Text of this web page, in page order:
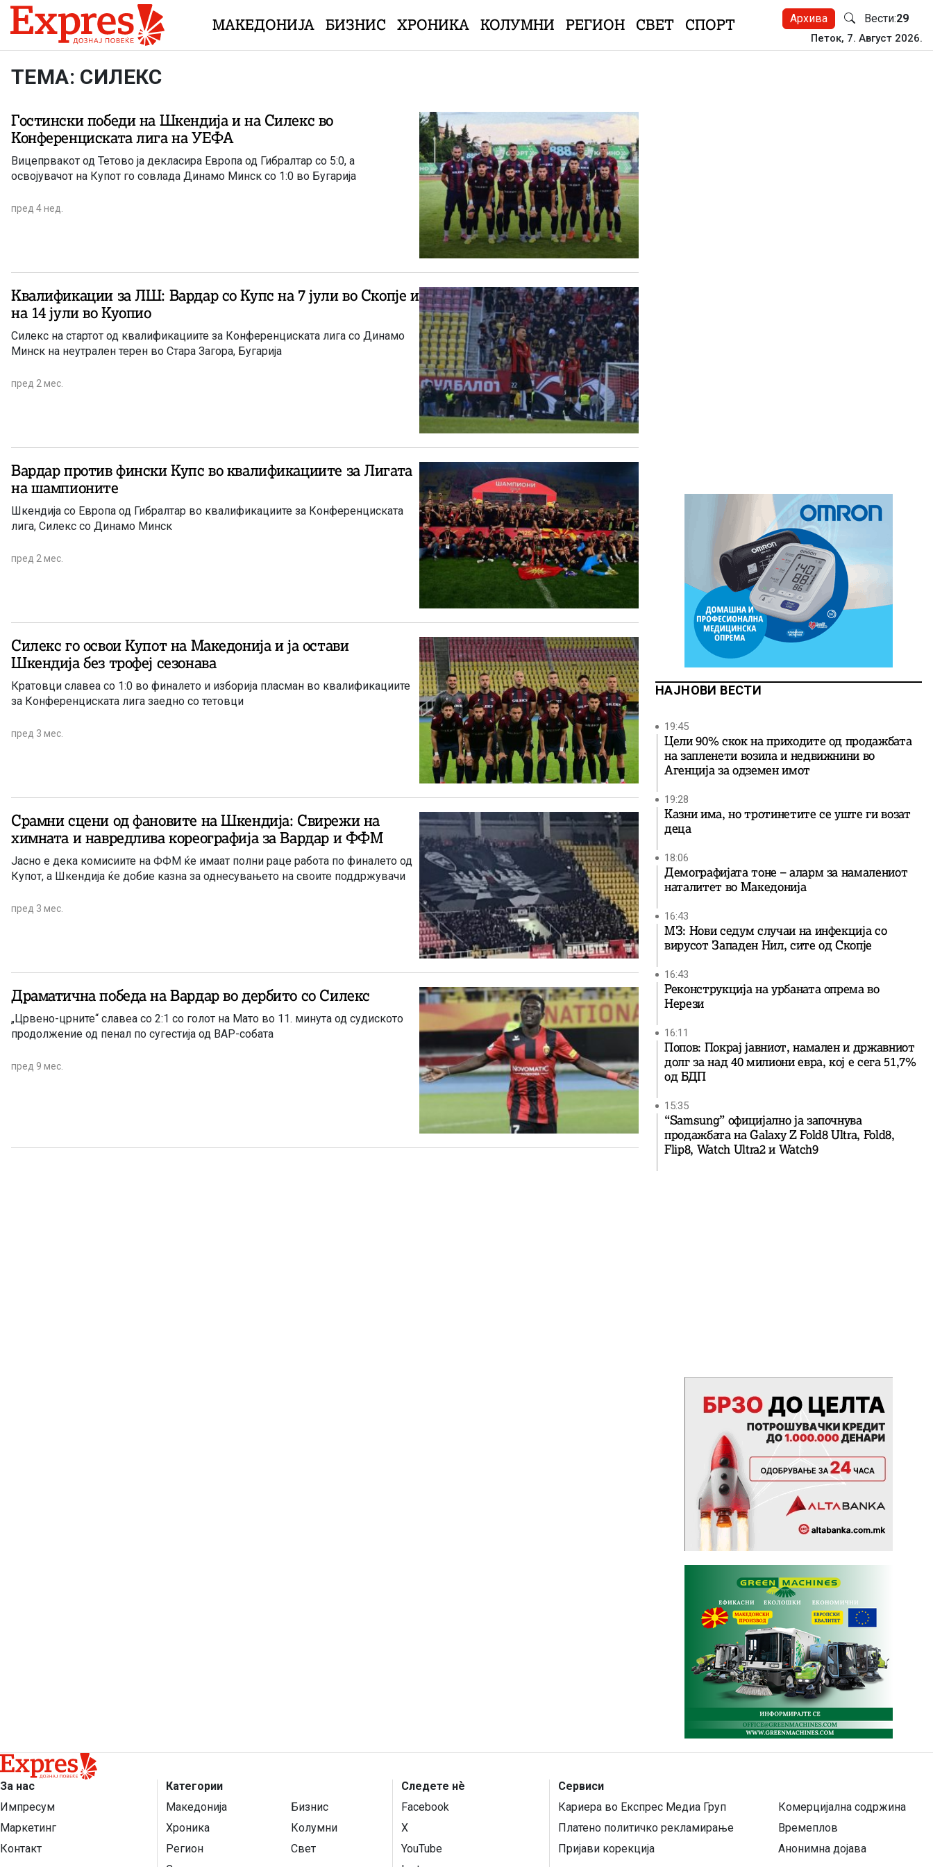
Skip to content
МАКЕДОНИЈА БИЗНИС ХРОНИКА КОЛУМНИ РЕГИОН СВЕТ СПОРТ Архива Вести:29
Петок, 7. Август 2026.
ТЕМА: СИЛЕКС
Гостински победи на Шкендија и на Силекс во
Конференциската лига на УЕФА
Вицепрвакот од Тетово ја декласира Европа од Гибралтар со 5:0, а
освојувачот на Купот го совлада Динамо Минск со 1:0 во Бугарија
пред 4 нед.
Квалификации за ЛШ: Вардар со Купс на 7 јули во Скопје и
на 14 јули во Куопио
Силекс на стартот од квалификациите за Конференциската лига со Динамо
Минск на неутрален терен во Стара Загора, Бугарија
пред 2 мес.
Вардар против фински Купс во квалификациите за Лигата
на шампионите
Шкендија со Европа од Гибралтар во квалификациите за Конференциската
лига, Силекс со Динамо Минск
пред 2 мес.
Силекс го освои Купот на Македонија и ја остави
Шкендија без трофеј сезонава
Кратовци славеа со 1:0 во финалето и изборија пласман во квалификациите
за Конференциската лига заедно со тетовци
пред 3 мес.
Срамни сцени од фановите на Шкендија: Свирежи на
химната и навредлива кореографија за Вардар и ФФМ
Јасно е дека комисиите на ФФМ ќе имаат полни раце работа по финалето од
Купот, а Шкендија ќе добие казна за однесувањето на своите поддржувачи
пред 3 мес.
Драматична победа на Вардар во дербито со Силекс
„Црвено-црните“ славеа со 2:1 со голот на Мато во 11. минута од судиското
продолжение од пенал по сугестија од ВАР-собата
пред 9 мес.
НАЈНОВИ ВЕСТИ
19:45
Цели 90% скок на приходите од продажбата
на запленети возила и недвижнини во
Агенција за одземен имот
19:28
Казни има, но тротинетите се уште ги возат
деца
18:06
Демографијата тоне – аларм за намалениот
наталитет во Македонија
16:43
МЗ: Нови седум случаи на инфекција со
вирусот Западен Нил, сите од Скопје
16:43
Реконструкција на урбаната опрема во
Нерези
16:11
Попов: Покрај јавниот, намален и државниот
долг за над 40 милиони евра, кој e сега 51,7%
од БДП
15:35
“Samsung” официјално ја започнува
продажбата на Galaxy Z Fold8 Ultra, Fold8,
Flip8, Watch Ultra2 и Watch9
За нас
Импресум
Маркетинг
Контакт
Категории
Македонија
Бизнис
Хроника
Колумни
Регион
Свет
Следете нѐ
Facebook
X
YouTube
Сервиси
Кариера во Експрес Медиа Груп
Комерцијална содржина
Платено политичко рекламирање
Времеплов
Пријави корекција
Анонимна дојава